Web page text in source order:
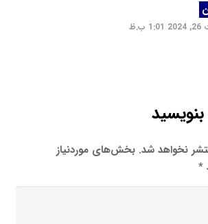
ب.ظ
نخواهد شد. بخش‌های موردنیاز
*